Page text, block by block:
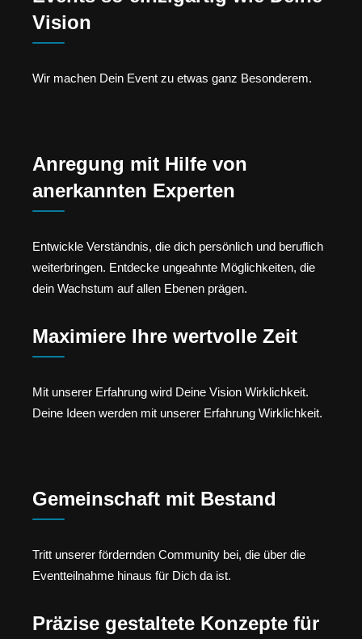
Vision
Wir machen Dein Event zu etwas ganz Besonderem.
Anregung mit Hilfe von
anerkannten Experten
Entwickle Verständnis, die dich persönlich und beruflich
weiterbringen. Entdecke ungeahnte Möglichkeiten, die
dein Wachstum auf allen Ebenen prägen.
Maximiere Ihre wertvolle Zeit
Mit unserer Erfahrung wird Deine Vision Wirklichkeit.
Deine Ideen werden mit unserer Erfahrung Wirklichkeit.
Gemeinschaft mit Bestand
Tritt unserer fördernden Community bei, die über die
Eventteilnahme hinaus für Dich da ist.
Präzise gestaltete Konzepte für